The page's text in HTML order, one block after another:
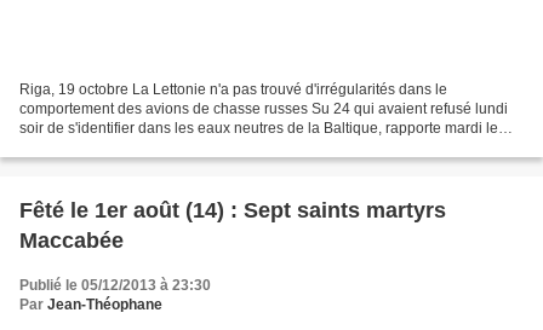
Riga, 19 octobre La Lettonie n'a pas trouvé d'irrégularités dans le
comportement des avions de chasse russes Su 24 qui avaient refusé lundi
soir de s'identifier dans les eaux neutres de la Baltique, rapporte mardi le
Fêté le 1er août (14) : Sept saints martyrs
Maccabée
Publié le 05/12/2013 à 23:30
Par Jean-Théophane